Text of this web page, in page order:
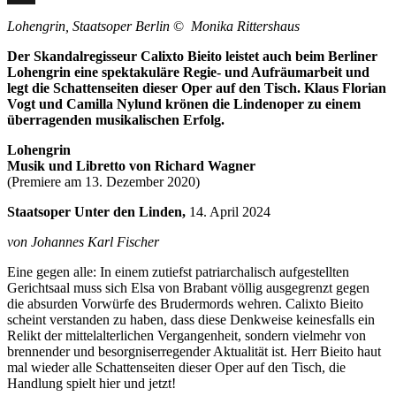
X
Lohengrin, Staatsoper Berlin © Monika Rittershaus
Der Skandalregisseur Calixto Bieito leistet auch beim Berliner
Lohengrin eine spektakuläre Regie- und Aufräumarbeit und
legt die Schattenseiten dieser Oper auf den Tisch. Klaus Florian
Vogt und Camilla Nylund krönen die Lindenoper zu einem
überragenden musikalischen Erfolg.
Lohengrin
Musik und Libretto von Richard Wagner
(Premiere am 13. Dezember 2020)
Staatsoper Unter den Linden, 14. April 2024
von Johannes Karl Fischer
Eine gegen alle: In einem zutiefst patriarchalisch aufgestellten
Gerichtsaal muss sich Elsa von Brabant völlig ausgegrenzt gegen
die absurden Vorwürfe des Brudermords wehren. Calixto Bieito
scheint verstanden zu haben, dass diese Denkweise keinesfalls ein
Relikt der mittelalterlichen Vergangenheit, sondern vielmehr von
brennender und besorgniserregender Aktualität ist. Herr Bieito haut
mal wieder alle Schattenseiten dieser Oper auf den Tisch, die
Handlung spielt hier und jetzt!